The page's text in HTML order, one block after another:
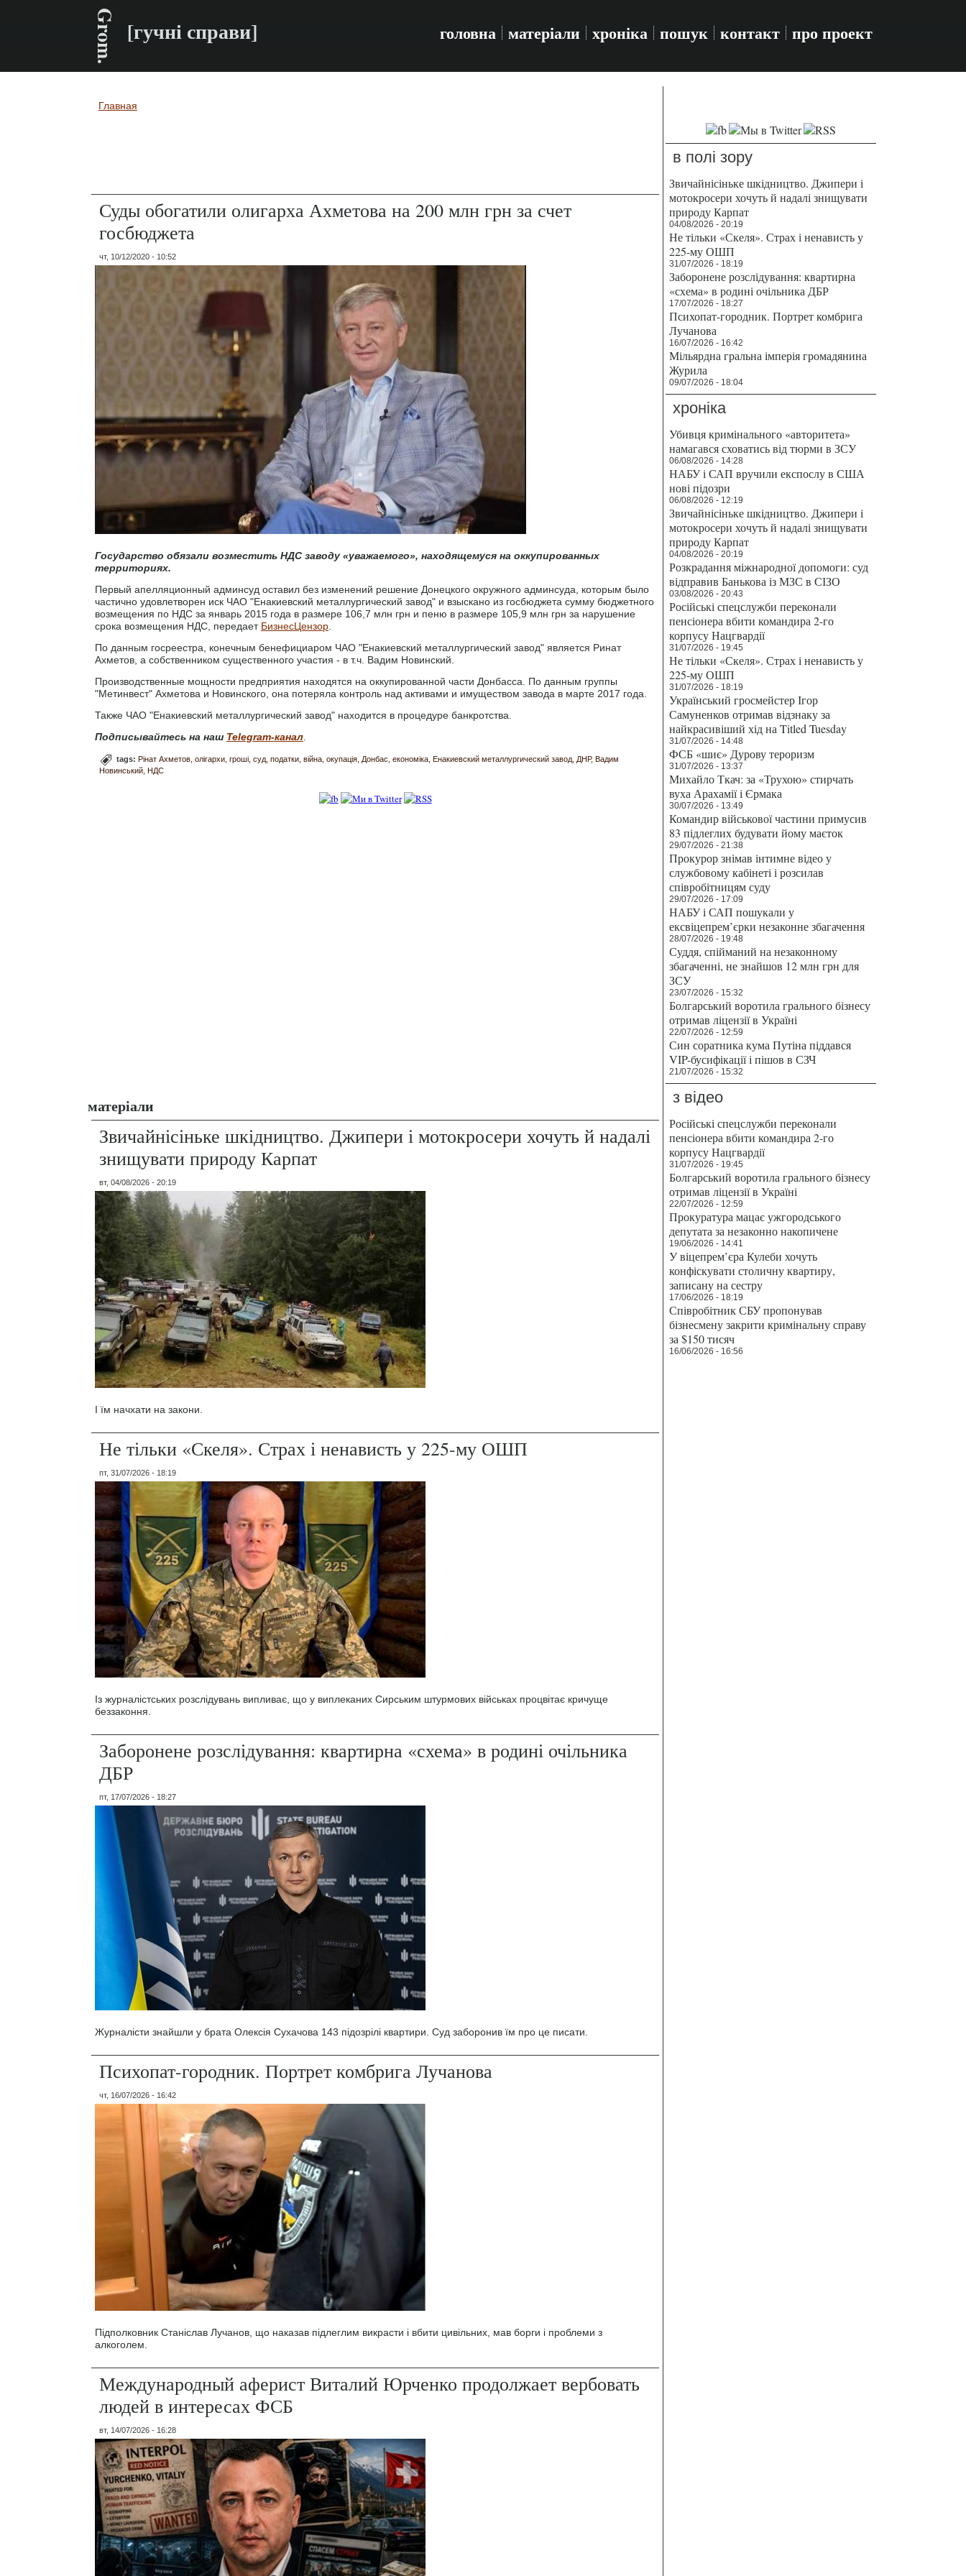
Grom. [гучні справи] головна матеріали хроніка пошук контакт про проект
Вы здесь
Главная
Суды обогатили олигарха Ахметова на 200 млн грн за счет
госбюджета
чт, 10/12/2020 - 10:52
Государство обязали возместить НДС заводу «уважаемого», находящемуся на оккупированных
территориях.
Первый апелляционный админсуд оставил без изменений решение Донецкого окружного админсуда, которым было
частично удовлетворен иск ЧАО "Енакиевский металлургический завод" и взыскано из госбюджета сумму бюджетного
возмещения по НДС за январь 2015 года в размере 106,7 млн грн и пеню в размере 105,9 млн грн за нарушение
срока возмещения НДС, передает БизнесЦензор
По данным госреестра, конечным бенефициаром ЧАО "Енакиевский металлургический завод" является Ринат
Ахметов, а собственником существенного участия - в т.ч. Вадим Новинский.
Производственные мощности предприятия находятся на оккупированной части Донбасса. По данным группы
"Метинвест" Ахметова и Новинского, она потеряла контроль над активами и имуществом завода в марте 2017 года.
Также ЧАО "Енакиевский металлургический завод" находится в процедуре банкротства.
Подписывайтесь на наш Telegram-канал
tags: Рінат Ахметов олігархи гроші суд податки війна окупація Донбас економіка Енакиевский металлургический завод ДНР Вадим
Новинський НДС
матеріали
Звичайнісіньке шкідництво. Джипери і мотокросери хочуть й надалі
знищувати природу Карпат
вт, 04/08/2026 - 20:19
І їм начхати на закони.
Не тільки «Скеля». Страх і ненависть у 225-му ОШП
пт, 31/07/2026 - 18:19
Із журналістських розслідувань випливає, що у виплеканих Сирським штурмових військах процвітає кричуще
беззаконня.
Заборонене розслідування: квартирна «схема» в родині очільника
ДБР
пт, 17/07/2026 - 18:27
Журналісти знайшли у брата Олексія Сухачова 143 підозрілі квартири. Суд заборонив їм про це писати.
Психопат-городник. Портрет комбрига Лучанова
чт, 16/07/2026 - 16:42
Підполковник Станіслав Лучанов, що наказав підлеглим викрасти і вбити цивільних, мав борги і проблеми з
алкоголем.
Международный аферист Виталий Юрченко продолжает вербовать
людей в интересах ФСБ
вт, 14/07/2026 - 16:28
в полі зору
Звичайнісіньке шкідництво. Джипери і
мотокросери хочуть й надалі знищувати
природу Карпат
04/08/2026 - 20:19
Не тільки «Скеля». Страх і ненависть у
225-му ОШП
31/07/2026 - 18:19
Заборонене розслідування: квартирна
«схема» в родині очільника ДБР
17/07/2026 - 18:27
Психопат-городник. Портрет комбрига
Лучанова
16/07/2026 - 16:42
Мільярдна гральна імперія громадянина
Журила
09/07/2026 - 18:04
хроніка
Убивця кримінального «авторитета»
намагався сховатись від тюрми в ЗСУ
06/08/2026 - 14:28
НАБУ і САП вручили експослу в США
нові підозри
06/08/2026 - 12:19
Звичайнісіньке шкідництво. Джипери і
мотокросери хочуть й надалі знищувати
природу Карпат
04/08/2026 - 20:19
Розкрадання міжнародної допомоги: суд
відправив Банькова із МЗС в СІЗО
03/08/2026 - 20:43
Російські спецслужби переконали
пенсіонера вбити командира 2-го
корпусу Нацгвардії
31/07/2026 - 19:45
Не тільки «Скеля». Страх і ненависть у
225-му ОШП
31/07/2026 - 18:19
Український гросмейстер Ігор
Самуненков отримав відзнаку за
найкрасивіший хід на Titled Tuesday
31/07/2026 - 14:48
ФСБ «шиє» Дурову тероризм
31/07/2026 - 13:37
Михайло Ткач: за «Трухою» стирчать
вуха Арахамії і Єрмака
30/07/2026 - 13:49
Командир військової частини примусив
83 підлеглих будувати йому маєток
29/07/2026 - 21:38
Прокурор знімав інтимне відео у
службовому кабінеті і розсилав
співробітницям суду
29/07/2026 - 17:09
НАБУ і САП пошукали у
ексвіцепрем’єрки незаконне збагачення
28/07/2026 - 19:48
Суддя, спійманий на незаконному
збагаченні, не знайшов 12 млн грн для
ЗСУ
23/07/2026 - 15:32
Болгарський воротила грального бізнесу
отримав ліцензії в Україні
22/07/2026 - 12:59
Син соратника кума Путіна піддався
VIP-бусифікації і пішов в СЗЧ
21/07/2026 - 15:32
з відео
Російські спецслужби переконали
пенсіонера вбити командира 2-го
корпусу Нацгвардії
31/07/2026 - 19:45
Болгарський воротила грального бізнесу
отримав ліцензії в Україні
22/07/2026 - 12:59
Прокуратура мацає ужгородського
депутата за незаконно накопичене
19/06/2026 - 14:41
У віцепрем’єра Кулеби хочуть
конфіскувати столичну квартиру,
записану на сестру
17/06/2026 - 18:19
Співробітник СБУ пропонував
бізнесмену закрити кримінальну справу
за $150 тисяч
16/06/2026 - 16:56